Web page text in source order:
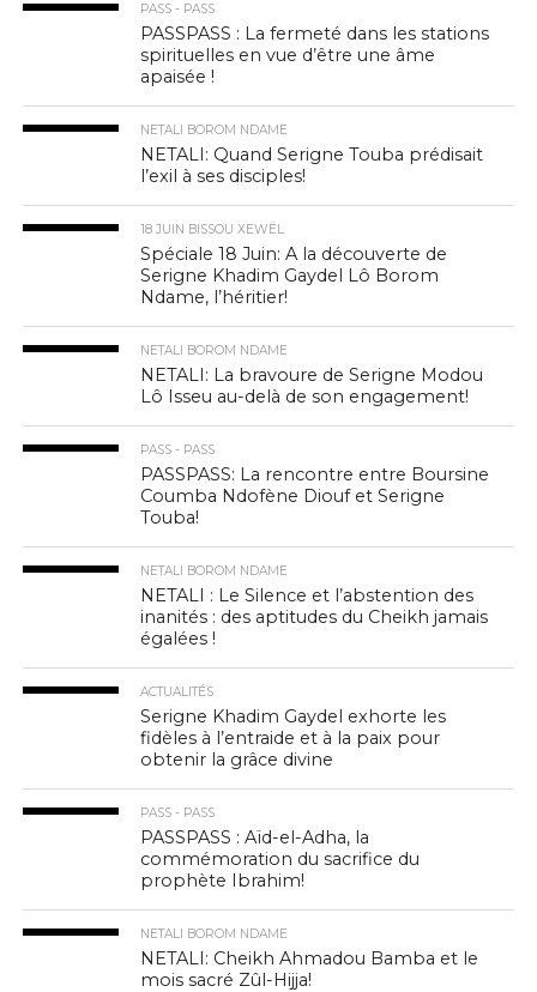
PASS - PASS
PASSPASS : La fermeté dans les stations
spirituelles en vue d’être une âme
apaisée !
NETALI BOROM NDAME
NETALI: Quand Serigne Touba prédisait
l’exil à ses disciples!
18 JUIN BISSOU XEWËL
Spéciale 18 Juin: A la découverte de
Serigne Khadim Gaydel Lô Borom
Ndame, l’héritier!
NETALI BOROM NDAME
NETALI: La bravoure de Serigne Modou
Lô Isseu au-delà de son engagement!
PASS - PASS
PASSPASS: La rencontre entre Boursine
Coumba Ndofène Diouf et Serigne
Touba!
NETALI BOROM NDAME
NETALI : Le Silence et l’abstention des
inanités : des aptitudes du Cheikh jamais
égalées !
ACTUALITÉS
Serigne Khadim Gaydel exhorte les
fidèles à l’entraide et à la paix pour
obtenir la grâce divine
PASS - PASS
PASSPASS : Aïd-el-Adha, la
commémoration du sacrifice du
prophète Ibrahim!
NETALI BOROM NDAME
NETALI: Cheikh Ahmadou Bamba et le
mois sacré Zûl-Hijja!